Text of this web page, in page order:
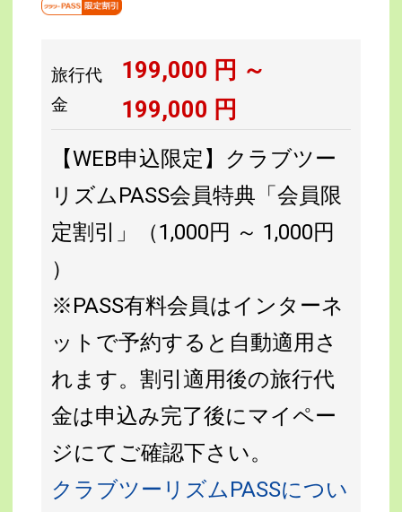
旅行代
金
199,000 円 ～
199,000 円
【WEB申込限定】クラブツー
リズムPASS会員特典「会員限
定割引」（1,000円 ～ 1,000円
）
※PASS有料会員はインターネ
ットで予約すると自動適用さ
れます。割引適用後の旅行代
金は申込み完了後にマイペー
ジにてご確認下さい。
クラブツーリズムPASSについ